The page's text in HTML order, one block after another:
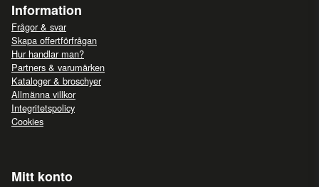
Information
Frågor & svar
Skapa offertförfrågan
Hur handlar man?
Partners & varumärken
Kataloger & broschyer
Allmänna villkor
Integritetspolicy
Cookies
Mitt konto